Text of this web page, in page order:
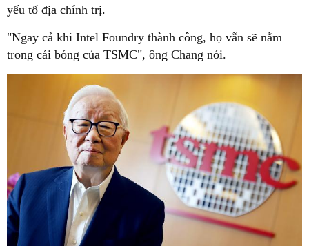
yếu tố địa chính trị.
trong cái bóng của TSMC", ông Chang nói.